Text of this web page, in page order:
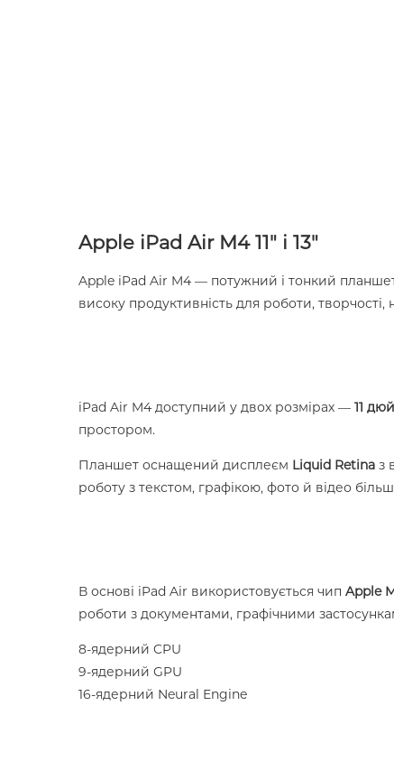
Apple iPad Air M4 11" і 13"
Apple iPad Air M4 — потужний і тонкий планшет
високу продуктивність для роботи, творчості,
iPad Air M4 доступний у двох розмірах — 11
простором.
Планшет оснащений дисплеєм Liquid Retina з
роботу з текстом, графікою, фото й відео
В основі iPad Air використовується чип Apple
роботи з документами, графічними
8-ядерний CPU
9-ядерний GPU
16-ядерний Neural Engine